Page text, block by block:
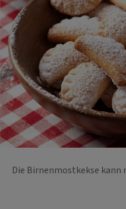
Die Birnenmostkekse kann